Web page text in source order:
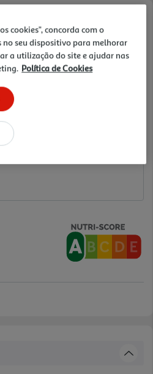
cookies", concorda com o
no seu dispositivo para melhorar
a utilização do site e ajudar nas
Política de Cookies